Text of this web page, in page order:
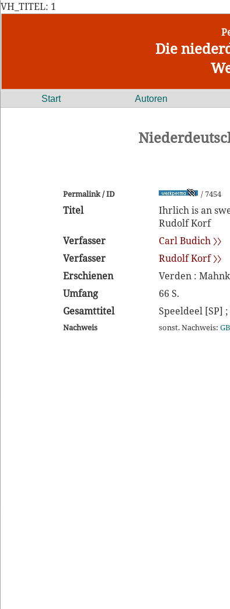
VH_TITEL: 1
Die
Start Autoren
Permalink / ID / 7454
Titel
Ihrlich is an
Rudolf Korf
Verfasser
Carl Budich 〉〉
Verfasser
Rudolf Korf 〉〉
Erschienen
Verden :
Umfang
66 S.
Gesamttitel
Speeldeel [SP]
Nachweis sonst. Nachweis: